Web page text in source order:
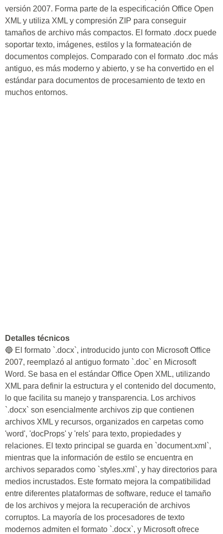
versión 2007. Forma parte de la especificación Office Open
XML y utiliza XML y compresión ZIP para conseguir
tamaños de archivo más compactos. El formato .docx puede
soportar texto, imágenes, estilos y la formateación de
documentos complejos. Comparado con el formato .doc más
antiguo, es más moderno y abierto, y se ha convertido en el
estándar para documentos de procesamiento de texto en
muchos entornos.
Detalles técnicos
🔵 El formato `.docx`, introducido junto con Microsoft Office
2007, reemplazó al antiguo formato `.doc` en Microsoft
Word. Se basa en el estándar Office Open XML, utilizando
XML para definir la estructura y el contenido del documento,
lo que facilita su manejo y transparencia. Los archivos
`.docx` son esencialmente archivos zip que contienen
archivos XML y recursos, organizados en carpetas como
'word', 'docProps' y 'rels' para texto, propiedades y
relaciones. El texto principal se guarda en `document.xml`,
mientras que la información de estilo se encuentra en
archivos separados como `styles.xml`, y hay directorios para
medios incrustados. Este formato mejora la compatibilidad
entre diferentes plataformas de software, reduce el tamaño
de los archivos y mejora la recuperación de archivos
corruptos. La mayoría de los procesadores de texto
modernos admiten el formato `.docx`, y Microsoft ofrece